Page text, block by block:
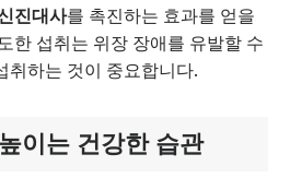
진대사를 촉진하는 효과를 얻을
한 섭취는 위장 장애를 유발할 수
취하는 것이 중요합니다.
이는 건강한 습관